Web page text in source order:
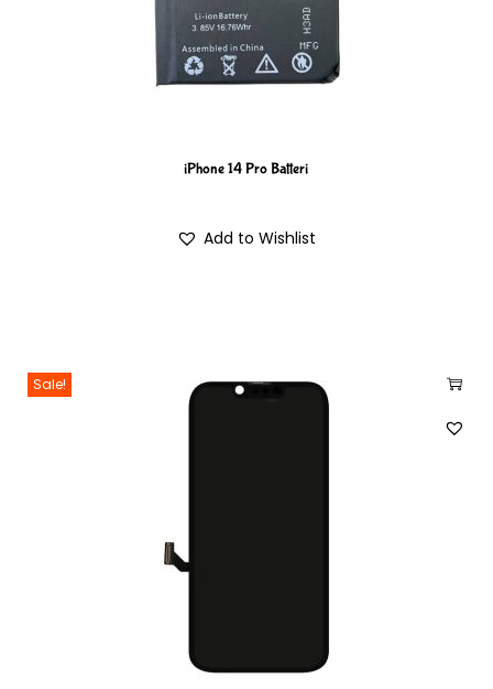
iPhone 14 Pro Batteri
Add to Wishlist
Sale!